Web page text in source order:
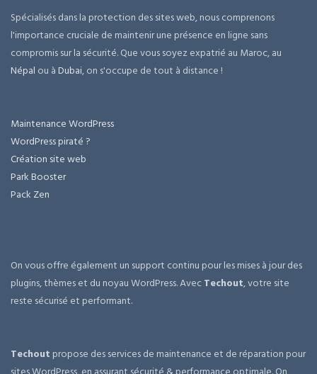
Spécialisés dans la protection des sites web, nous comprenons
l'importance cruciale de maintenir une présence en ligne sans
compromis sur la sécurité. Que vous soyez expatrié au Maroc, au
Népal ou àDubai, on s'occupe de tout à distance !
Maintenance WordPress
WordPress piraté ?
Création site web
Park Booster
Pack Zen
On vous offre également un support continu pour les mises à jour des
plugins, thèmes et du noyau WordPress. AvecTechout, votre site
reste sécurisé et performant.
Techout propose des services de maintenance et de réparation pour